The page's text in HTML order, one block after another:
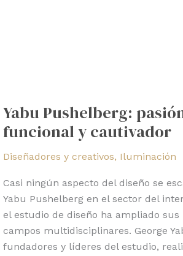
Yabu Pushelberg:
funcional y cautivador
Diseñadores y creativos, Iluminación
Casi ningún aspecto del diseño se
Yabu Pushelberg en el sector del
el estudio de diseño ha ampliado
campos multidisciplinares. George
fundadores y líderes del estudio,
pasión
por
diseño
funcional
cautivador